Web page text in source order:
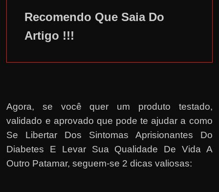
Recomendo Que Saia Do
Artigo !!!
Agora, se você quer um produto testado,
validado e aprovado que pode te ajudar a como
Se Libertar Dos Sintomas Aprisionantes Do
Diabetes E Levar Sua Qualidade De Vida A
Outro Patamar, seguem-se 2 dicas valiosas: